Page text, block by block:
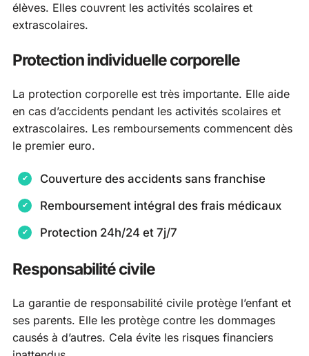
élèves. Elles couvrent les activités scolaires et
extrascolaires.
Protection individuelle corporelle
La protection corporelle est très importante. Elle aide
en cas d’accidents pendant les activités scolaires et
extrascolaires. Les remboursements commencent dès
le premier euro.
Couverture des accidents sans franchise
Remboursement intégral des frais médicaux
Protection 24h/24 et 7j/7
Responsabilité civile
La garantie de responsabilité civile protège l’enfant et
ses parents. Elle les protège contre les dommages
causés à d’autres. Cela évite les risques financiers